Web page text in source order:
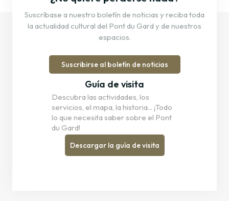
Suscríbase a nuestro boletín de noticias y reciba toda
la actualidad cultural del Pont du Gard y de nuestros
espacios.
Suscribirse al boletín de noticias
Guía de visita
Descubra las actividades, los
servicios, el mapa, la historia... ¡Todo
lo que necesita saber sobre el Pont
du Gard!
Descargar la guía de visita